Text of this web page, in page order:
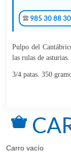
985 30 88
Pulpo del
las rulas de asturias.
3/4 patas. 350
Carro vacío